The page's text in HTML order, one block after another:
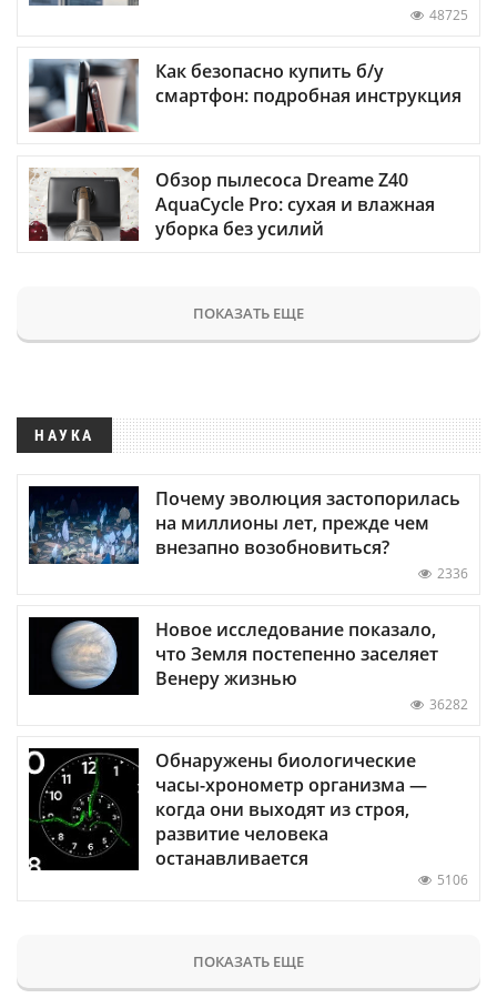
48725
Как безопасно купить б/у
смартфон: подробная инструкция
Обзор пылесоса Dreame Z40
AquaCycle Pro: сухая и влажная
уборка без усилий
ПОКАЗАТЬ ЕЩЕ
НАУКА
Почему эволюция застопорилась
на миллионы лет, прежде чем
внезапно возобновиться?
2336
Новое исследование показало,
что Земля постепенно заселяет
Венеру жизнью
36282
Обнаружены биологические
часы-хронометр организма —
когда они выходят из строя,
развитие человека
останавливается
5106
ПОКАЗАТЬ ЕЩЕ